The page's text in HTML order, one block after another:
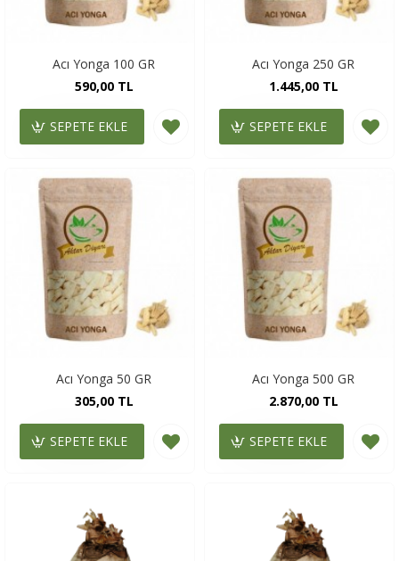
Acı Yonga 100 GR
590,00 TL
SEPETE EKLE
Acı Yonga 250 GR
1.445,00 TL
SEPETE EKLE
Acı Yonga 50 GR
305,00 TL
SEPETE EKLE
Acı Yonga 500 GR
2.870,00 TL
SEPETE EKLE